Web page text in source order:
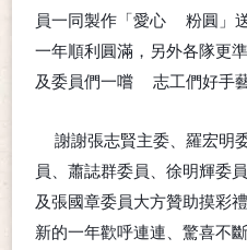
員一同製作「愛心
粉圓」
一年順利圓滿，另外各隊更
及委員們一嚐 😋志工們好手
謝謝張志賢主委、羅宏明
員、蕭誌群委員、徐明輝委
及張國章委員大方贊助摸彩
新的一年歡呼連連、驚喜不